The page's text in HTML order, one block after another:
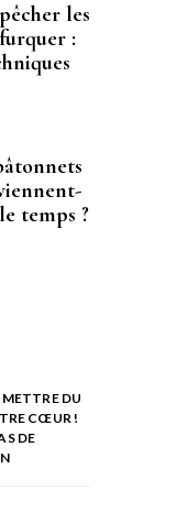
les
:
temps ?
METTRE DU
CŒUR !
DE